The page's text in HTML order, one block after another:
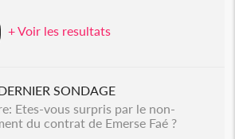
+ Voir les resultats
SONDAGE
Etes-vous surpris par le non-
du contrat de Emerse Faé ?